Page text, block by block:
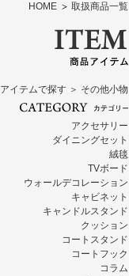
HOME 取扱商品一覧
アイテムで探す ＞ その他小物
アクセサリー
ダイニングセット
絨毯
TVボード
ウォールデコレーション
キャビネット
キャンドルスタンド
クッション
コートスタンド
コートフック
コラム